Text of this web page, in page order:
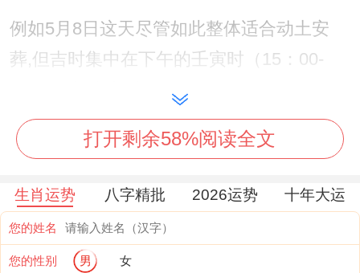
例如5月8日这天尽管如此整体适合动土安
葬,但吉时集中在下午的壬寅时（15：00-
17:00）与戊申时（15：00-17：00）。
有个真实例子就很有意思——去年清明前 -
广西有位朋友特意选在辰时（7-9点）修整
祖坟，到头来当年家里新添了双胞胎。
像5月25日这种天赦日，从卯时到酉时都算
吉时时间选择上会灵活很多。但切记要避开
打开剩余58%阅读全文
生肖运势 八字精批 2026运势 十年大运
您的姓名
您的性别 男 女